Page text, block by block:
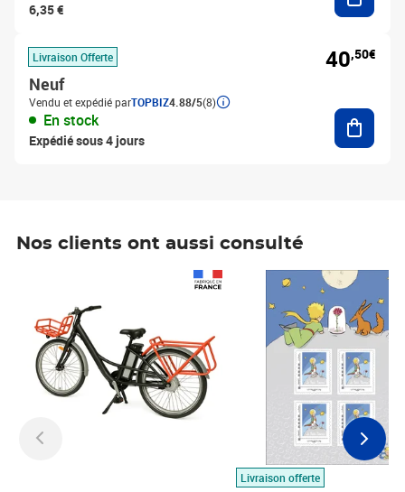
6,35 €
Livraison Offerte
Neuf
Vendu et expédié parTOPBIZ4.88/5(8)
En stock
Expédié sous 4 jours
40,50€
Nos clients ont aussi consulté
Livraison offerte
Prix 7,50€